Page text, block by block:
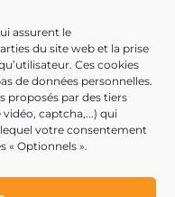
assurent le
du site web et la prise
Ces cookies
de données personnelles.
proposés par des tiers
vidéo, captcha,...) qui
votre consentement
« Optionnels ».